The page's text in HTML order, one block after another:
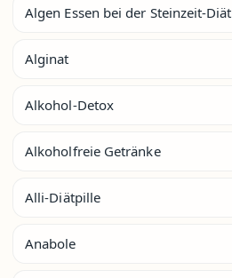
Algen Essen bei der Steinzeit-Diät
Alginat
Alkohol-Detox
Alkoholfreie Getränke
Alli-Diätpille
Anabole